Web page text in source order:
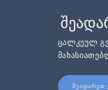
ცალკეულ
ᲨᲔᲐᲓᲐᲠᲔᲗ